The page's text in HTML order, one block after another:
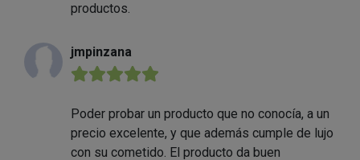
productos.
jmpinzana
★★★★★
Poder probar un producto que no conocía, a un
precio excelente, y que además cumple de lujo
con su cometido. El producto da buen